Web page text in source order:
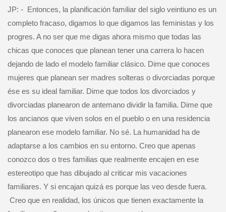
JP: - Entonces, la planificación familiar del siglo veintiuno es un
completo fracaso, digamos lo que digamos las feministas y los
progres. A no ser que me digas ahora mismo que todas las
chicas que conoces que planean tener una carrera lo hacen
dejando de lado el modelo familiar clásico. Dime que conoces
mujeres que planean ser madres solteras o divorciadas porque
ése es su ideal familiar. Dime que todos los divorciados y
divorciadas planearon de antemano dividir la familia. Dime que
los ancianos que viven solos en el pueblo o en una residencia
planearon ese modelo familiar. No sé. La humanidad ha de
adaptarse a los cambios en su entorno. Creo que apenas
conozco dos o tres familias que realmente encajen en ese
estereotipo que has dibujado al criticar mis vacaciones
familiares. Y si encajan quizá es porque las veo desde fuera.
Creo que en realidad, los únicos que tienen exactamente la